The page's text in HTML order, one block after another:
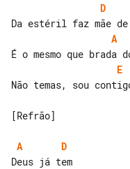
D
A
E
Não temas, sou
[Refrão]
A
D
Deus já tem